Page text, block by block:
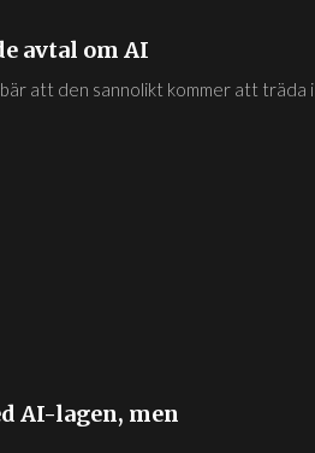
avtal om AI
att den sannolikt kommer att träda i
AI-lagen, men